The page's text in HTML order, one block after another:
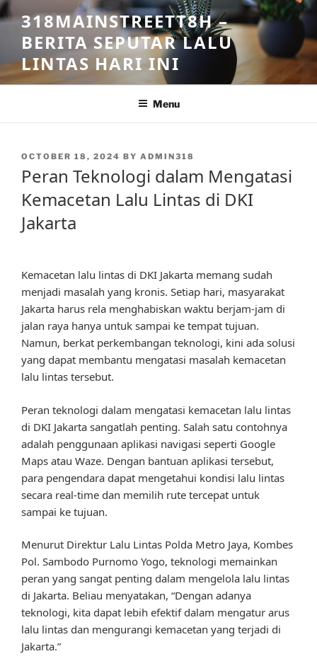
Skip
to
content
318MAINSTREETT8H –
BERITA SEPUTAR LALU
LINTAS HARI INI
Menu
POSTED
OCTOBER 18, 2024 BY ADMIN318
Peran Teknologi dalam Mengatasi
Kemacetan Lalu Lintas di DKI
Jakarta
Kemacetan lalu lintas di DKI Jakarta memang sudah
menjadi masalah yang kronis. Setiap hari, masyarakat
Jakarta harus rela menghabiskan waktu berjam-jam di
jalan raya hanya untuk sampai ke tempat tujuan.
Namun, berkat perkembangan teknologi, kini ada solusi
yang dapat membantu mengatasi masalah kemacetan
lalu lintas tersebut.
Peran teknologi dalam mengatasi kemacetan lalu lintas
di DKI Jakarta sangatlah penting. Salah satu contohnya
adalah penggunaan aplikasi navigasi seperti Google
Maps atau Waze. Dengan bantuan aplikasi tersebut,
para pengendara dapat mengetahui kondisi lalu lintas
secara real-time dan memilih rute tercepat untuk
sampai ke tujuan.
Menurut Direktur Lalu Lintas Polda Metro Jaya, Kombes
Pol. Sambodo Purnomo Yogo, teknologi memainkan
peran yang sangat penting dalam mengelola lalu lintas
di Jakarta. Beliau menyatakan, “Dengan adanya
teknologi, kita dapat lebih efektif dalam mengatur arus
lalu lintas dan mengurangi kemacetan yang terjadi di
Jakarta.”